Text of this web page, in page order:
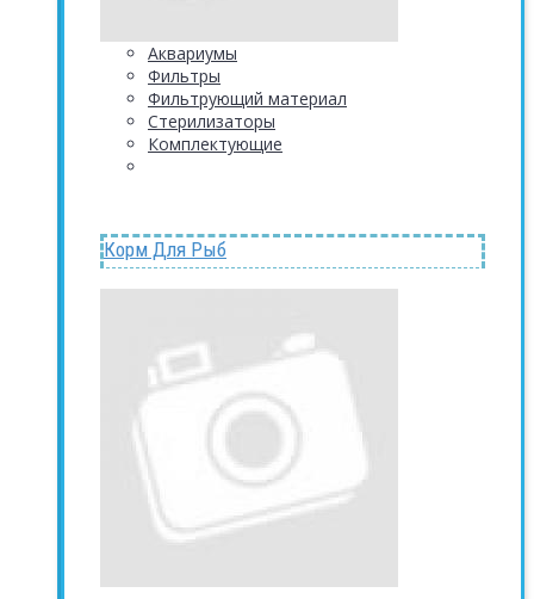
Аквариумы
Фильтры
Фильтрующий материал
Стерилизаторы
Комплектующие
Корм Для Рыб